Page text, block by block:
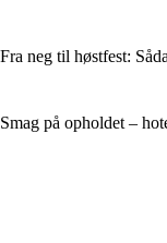
Fra neg til høstfest:
Smag på opholdet –